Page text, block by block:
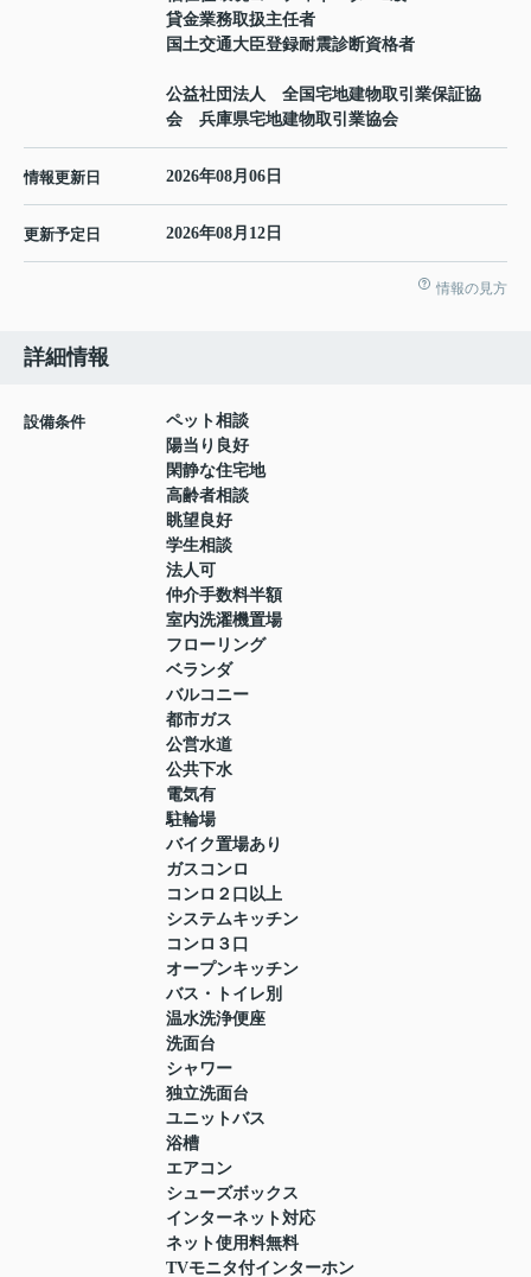
貸金業務取扱主任者
国土交通大臣登録耐震診断資格者
公益社団法人 全国宅地建物取引業保証協
会 兵庫県宅地建物取引業協会
情報更新日 2026年08月06日
更新予定日 2026年08月12日
情報の見方
詳細情報
設備条件
ペット相談
陽当り良好
閑静な住宅地
高齢者相談
眺望良好
学生相談
法人可
仲介手数料半額
室内洗濯機置場
フローリング
ベランダ
バルコニー
都市ガス
公営水道
公共下水
電気有
駐輪場
バイク置場あり
ガスコンロ
コンロ２口以上
システムキッチン
コンロ３口
オープンキッチン
バス・トイレ別
温水洗浄便座
洗面台
シャワー
独立洗面台
ユニットバス
浴槽
エアコン
シューズボックス
インターネット対応
ネット使用料無料
TVモニタ付インターホン